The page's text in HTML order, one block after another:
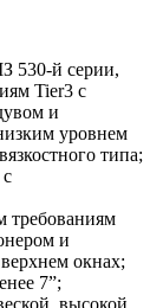
530-й серии,
Tier3 с
и
уровнем
типа;
требованиям
и
окнах;
7”;
высокой